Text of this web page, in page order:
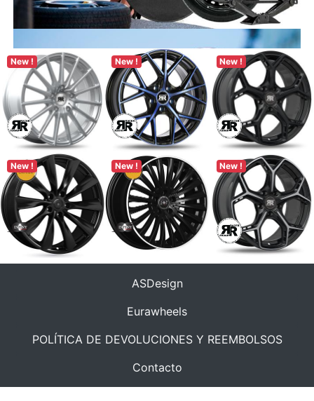
New ! New ! New !
New ! New ! New !
ASDesign
Eurawheels
POLÍTICA DE DEVOLUCIONES Y REEMBOLSOS
Contacto